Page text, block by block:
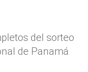
del sorteo
de Panamá